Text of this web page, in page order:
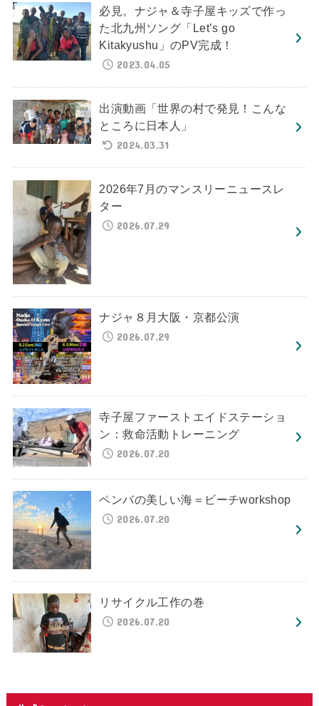
必見。ナジャ＆寺子屋キッズで作っ
た北九州ソング「Let’s go
Kitakyushu」のPV完成！
2023.04.05
出演動画「世界の村で発見！こんな
ところに日本人」
2024.03.31
2026年7月のマンスリーニュースレ
ター
2026.07.29
ナジャ８月大阪・京都公演
2026.07.29
寺子屋ファーストエイドステーショ
ン：救命活動トレーニング
2026.07.20
ペンバの美しい海＝ビーチworkshop
2026.07.20
リサイクル工作の巻
2026.07.20